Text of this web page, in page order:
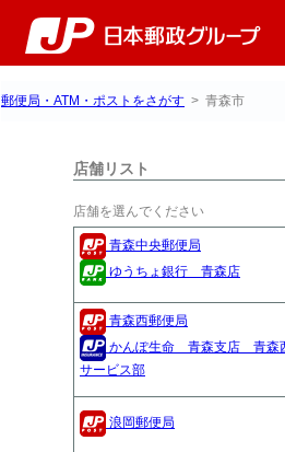
郵便局・ATM・ポストをさがす > 青森市
店舗リスト
店舗を選んでください
青森中央郵便局
ゆうちょ銀行 青森店
青森西郵便局
かんぽ生命 青森支店 青森
サービス部
浪岡郵便局